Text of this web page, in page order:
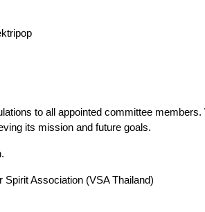
to all appointed committee
its mission and future goals.
Spirit Association (VSA Thailand)